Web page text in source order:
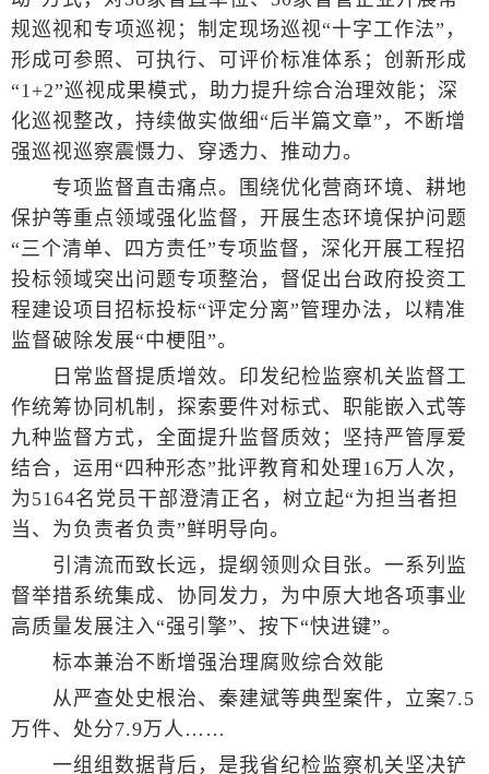
规巡视和专项巡视；制定现场巡视“十字工作法”，
形成可参照、可执行、可评价标准体系；创新形成
“1+2”巡视成果模式，助力提升综合治理效能；深
化巡视整改，持续做实做细“后半篇文章”，不断增
强巡视巡察震慑力、穿透力、推动力。
专项监督直击痛点。围绕优化营商环境、耕地
保护等重点领域强化监督，开展生态环境保护问题
“三个清单、四方责任”专项监督，深化开展工程招
投标领域突出问题专项整治，督促出台政府投资工
程建设项目招标投标“评定分离”管理办法，以精准
监督破除发展“中梗阻”。
日常监督提质增效。印发纪检监察机关监督工
作统筹协同机制，探索要件对标式、职能嵌入式等
九种监督方式，全面提升监督质效；坚持严管厚爱
结合，运用“四种形态”批评教育和处理16万人次，
为5164名党员干部澄清正名，树立起“为担当者担
当、为负责者负责”鲜明导向。
引清流而致长远，提纲领则众目张。一系列监
督举措系统集成、协同发力，为中原大地各项事业
高质量发展注入“强引擎”、按下“快进键”。
标本兼治不断增强治理腐败综合效能
从严查处史根治、秦建斌等典型案件，立案7.5
万件、处分7.9万人……
一组组数据背后，是我省纪检监察机关坚决铲